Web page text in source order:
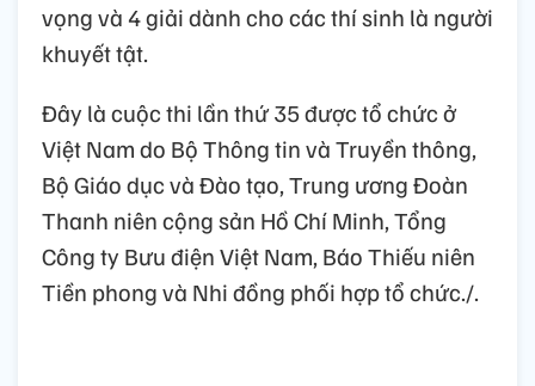
vọng và 4 giải dành cho các thí sinh là người
khuyết tật.
Đây là cuộc thi lần thứ 35 được tổ chức ở
Việt Nam do Bộ Thông tin và Truyền thông,
Bộ Giáo dục và Đào tạo, Trung ương Đoàn
Thanh niên cộng sản Hồ Chí Minh, Tổng
Công ty Bưu điện Việt Nam, Báo Thiếu niên
Tiền phong và Nhi đồng phối hợp tổ chức./.